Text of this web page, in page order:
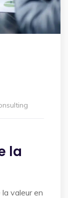
la
valeur en